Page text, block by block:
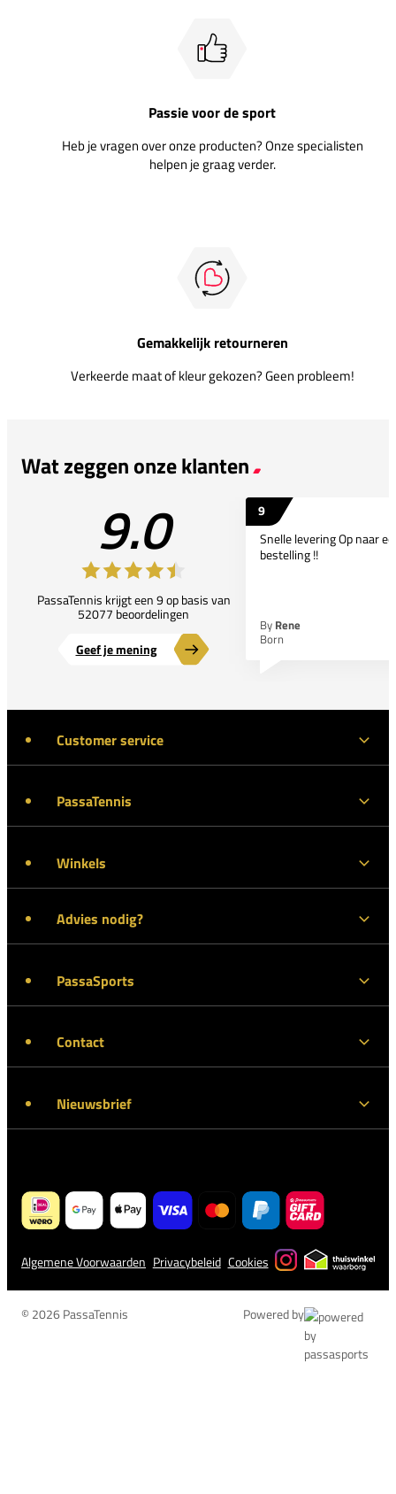
Passie voor de sport
Heb je vragen over onze producten? Onze specialisten
helpen je graag verder.
Gemakkelijk retourneren
Verkeerde maat of kleur gekozen? Geen probleem!
Wat zeggen onze klanten
9.0
PassaTennis krijgt een 9 op basis van
52077 beoordelingen
Geef je mening
9
Snelle levering Op naar
bestelling !!
By Rene
Born
Customer service
PassaTennis
Winkels
Advies nodig?
PassaSports
Contact
Nieuwsbrief
Algemene Voorwaarden Privacybeleid Cookies
© 2026 PassaTennis Powered by